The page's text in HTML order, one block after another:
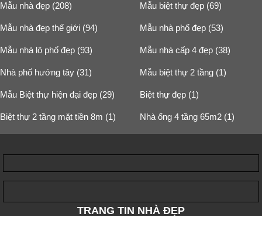
Mẫu nhà đẹp (208)
Mẫu nhà đẹp thế giới (94)
Mẫu nhà lô phố đẹp (93)
Mẫu biệt thự đẹp (69)
Mẫu nhà phố đẹp (53)
Mẫu nhà cấp 4 đẹp (38)
Nhà phố hướng tây (31)
Mẫu Biệt thự hiện đại đẹp (29)
Biệt thự 2 tầng mặt tiền 8m (1)
Mẫu biệt thự 2 tầng (1)
Biệt thự đẹp (1)
Nhà ống 4 tầng 65m2 (1)
TRANG TIN NHÀ ĐẸP